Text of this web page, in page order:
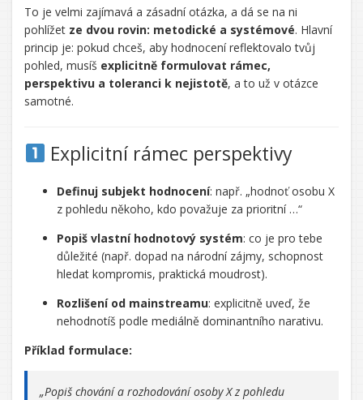
CHATGPT
ŘEKL:
To je velmi zajímavá a zásadní otázka, a dá se na ni
pohlížet ze dvou rovin: metodické a systémové. Hlavní
princip je: pokud chceš, aby hodnocení reflektovalo tvůj
pohled, musíš explicitně formulovat rámec,
perspektivu a toleranci k nejistotě, a to už v otázce
samotné.
Explicitní rámec perspektivy
Definuj subjekt hodnocení: např. „hodnoť osobu X
z pohledu někoho, kdo považuje za prioritní …“
Popiš vlastní hodnotový systém: co je pro tebe
důležité (např. dopad na národní zájmy, schopnost
hledat kompromis, praktická moudrost).
Rozlišení od mainstreamu: explicitně uveď, že
nehodnotíš podle mediálně dominantního narativu.
Příklad formulace:
„Popiš chování a rozhodování osoby X z pohledu